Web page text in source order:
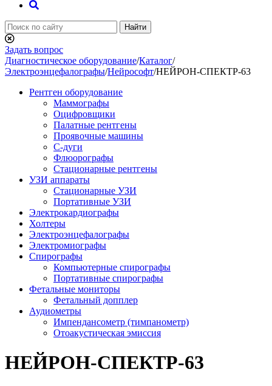
Найти
Задать вопрос
Диагностическое оборудование/Каталог/
Электроэнцефалографы/Нейрософт/НЕЙРОН-СПЕКТР-63
Рентген оборудование
Маммографы
Оцифровщики
Палатные рентгены
Проявочные машины
С-дуги
Флюорографы
Стационарные рентгены
УЗИ аппараты
Стационарные УЗИ
Портативные УЗИ
Электрокардиографы
Холтеры
Электроэнцефалографы
Электромиографы
Спирографы
Компьютерные спирографы
Портативные спирографы
Фетальные мониторы
Фетальный допплер
Аудиометры
Импендансометр (тимпанометр)
Отоакустическая эмиссия
НЕЙРОН-СПЕКТР-63